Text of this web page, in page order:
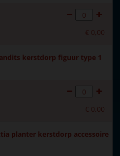
€ 0,00
kerstdorp figuur type 1
€ 0,00
planter kerstdorp accessoire